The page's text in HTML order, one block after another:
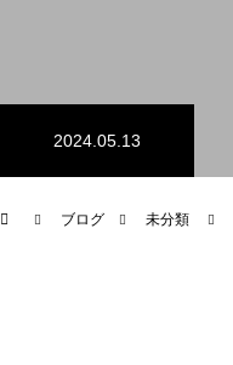
お問い合わせ
2024.05.13
ブログ 未分類